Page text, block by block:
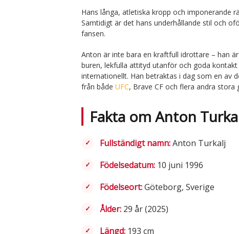
Hans långa, atletiska kropp och imponerande
Samtidigt är det hans underhållande stil och
fansen.
Anton är inte bara en kraftfull idrottare – han
buren, lekfulla attityd utanför och goda
internationellt. Han betraktas i dag som en av
från både UFC, Brave CF och flera andra stora
Fakta om Anton
Fullständigt namn:Anton Turkalj
Födelsedatum: 10 juni 1996
Födelseort:Göteborg, Sverige
Ålder: 29 år (2025)
Längd: 193 cm